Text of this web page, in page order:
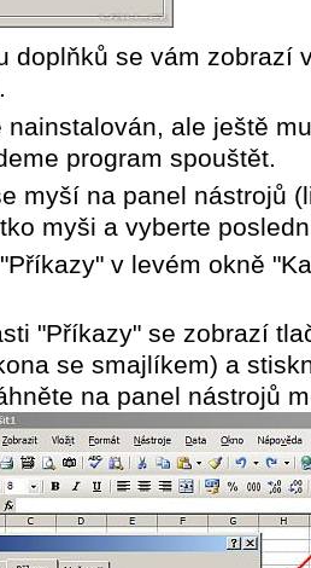
doplňků se vám zobrazí
.
nainstalován, ale ještě
program spouštět.
myší na panel nástrojů
myši a vyberte
v levém okně
"Příkazy" se zobrazí
se smajlíkem) a
na panel nástrojů